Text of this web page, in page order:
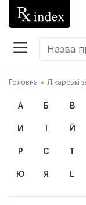
Головна Лікарські
А Б В
И І Й
Р С Т
Ю Я L